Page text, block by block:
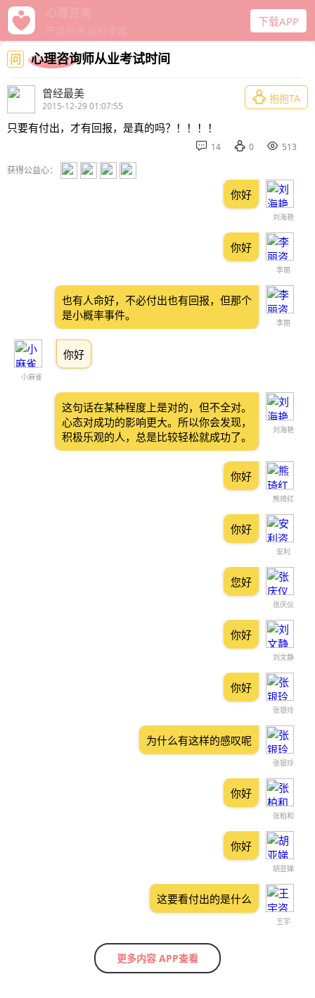
下载APP
问 心理咨询师从业考试时间
曾经最美
2015-12-29 01:07:55
 抱抱TA
只要有付出，才有回报，是真的吗？！！！！
 14  0  513
获得公益心：
刘海艳
你好
李丽
你好
李丽
也有人命好，不必付出也有回报，但那个
是小概率事件。
小麻雀
你好
刘海艳
这句话在某种程度上是对的，但不全对。
心态对成功的影响更大。所以你会发现，
积极乐观的人，总是比较轻松就成功了。
熊琦红
你好
安利
你好
张庆仪
您好
刘文静
你好
张银玲
你好
张银玲
为什么有这样的感叹呢
张柏和
你好
胡亚娣
你好
王宇
这要看付出的是什么
更多内容 APP查看